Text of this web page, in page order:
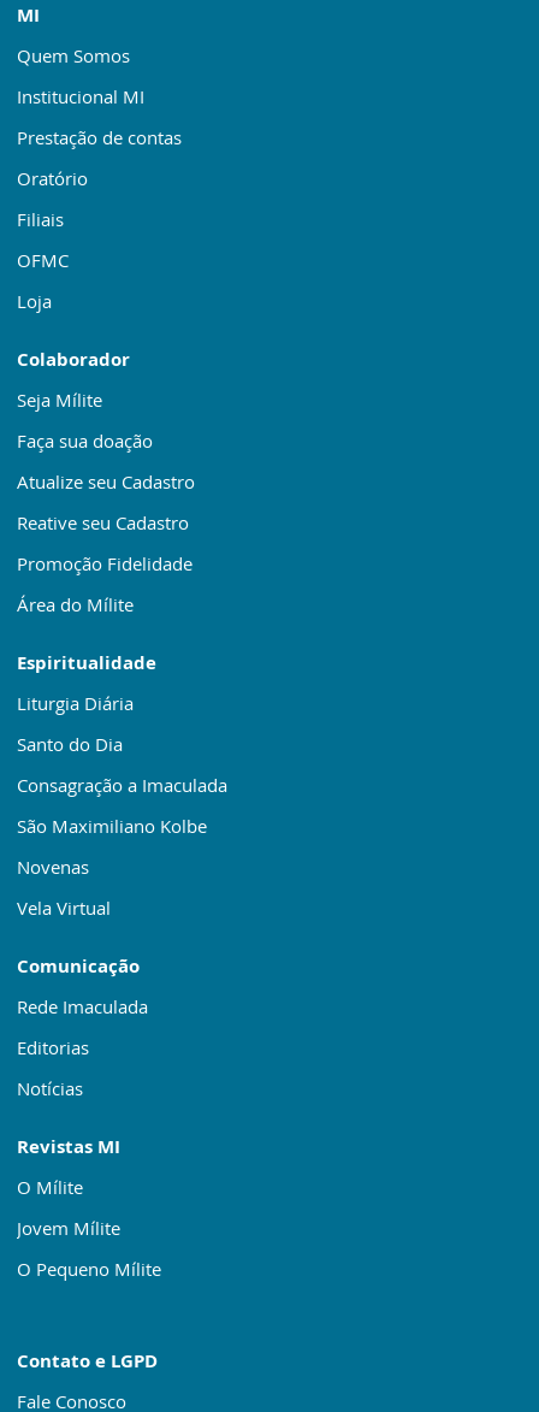
MI
Quem Somos
Institucional MI
Prestação de contas
Oratório
Filiais
OFMC
Loja
Colaborador
Seja Mílite
Faça sua doação
Atualize seu Cadastro
Reative seu Cadastro
Promoção Fidelidade
Área do Mílite
Espiritualidade
Liturgia Diária
Santo do Dia
Consagração a Imaculada
São Maximiliano Kolbe
Novenas
Vela Virtual
Comunicação
Rede Imaculada
Editorias
Notícias
Revistas MI
O Mílite
Jovem Mílite
O Pequeno Mílite
Contato e LGPD
Fale Conosco